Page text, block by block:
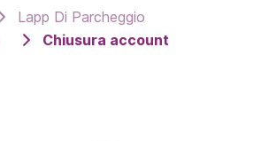
Lapp Di Parcheggio
Chiusura account